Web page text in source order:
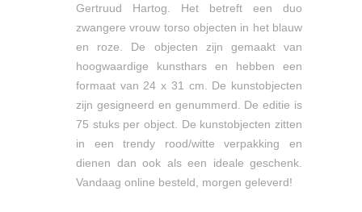
Gertruud Hartog. Het betreft een duo
zwangere vrouw torso objecten in het blauw
en roze. De objecten zijn gemaakt van
hoogwaardige kunsthars en hebben een
formaat van 24 x 31 cm. De kunstobjecten
zijn gesigneerd en genummerd. De editie is
75 stuks per object. De kunstobjecten zitten
in een trendy rood/witte verpakking en
dienen dan ook als een ideale geschenk.
Vandaag online besteld, morgen geleverd!